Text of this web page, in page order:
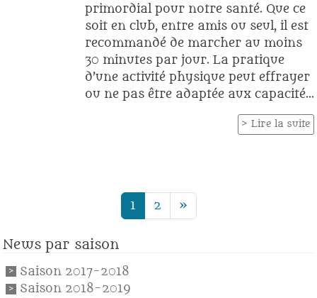
primordial pour notre santé. Que ce
soit en club, entre amis ou seul, il est
recommandé de marcher au moins
30 minutes par jour. La pratique
d’une activité physique peut effrayer
ou ne pas être adaptée aux capacité...
Lire la suite
1 2 »
News par saison
Saison 2017-2018
Saison 2018-2019